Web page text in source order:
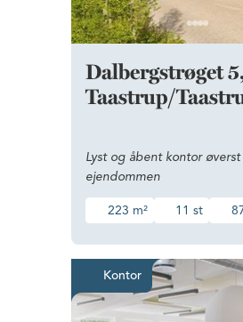
Dalbergstrøget
Taastrup/
Lyst og åbent kontor øverst
ejendommen
223 m² 11 st
Kontor